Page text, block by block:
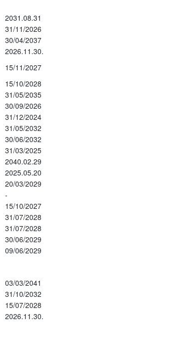
2031.08.31
31/11/2026
30/04/2037
2026.11.30.
15/11/2027
15/10/2028
31/05/2035
30/09/2026
31/12/2024
31/05/2032
30/06/2032
31/03/2025
2040.02.29
2025.05.20
20/03/2029
-
15/10/2027
31/07/2028
31/07/2028
30/06/2029
09/06/2029
03/03/2041
31/10/2032
15/07/2028
2026.11.30.